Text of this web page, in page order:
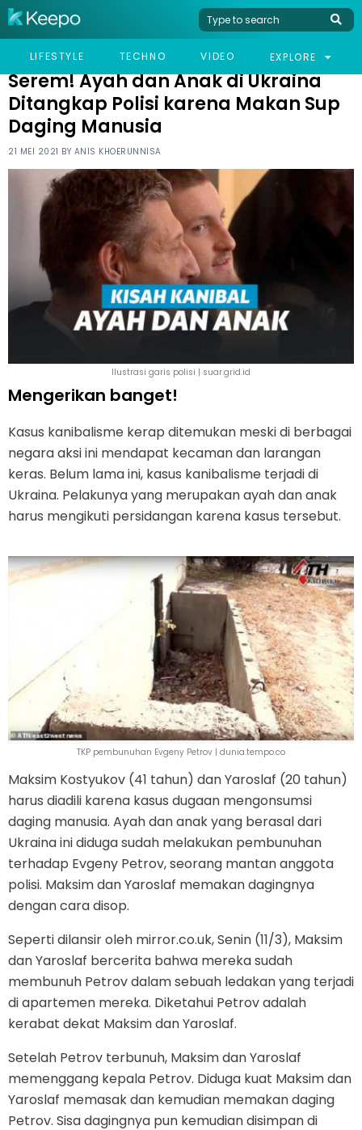
LIFESTYLE TECHNO VIDEO EXPLORE
HOME VIRAL
SEREM! AYAH DAN ANAK DI UKRAINA DITANGKAP POLISI KARENA
Serem! Ayah dan Anak di Ukraina
Ditangkap Polisi karena Makan Sup
Daging Manusia
21 MEI 2021 BY ANIS KHOERUNNISA
Ilustrasi garis polisi | suar.grid.id
Mengerikan banget!
Kasus kanibalisme kerap ditemukan meski di berbagai
negara aksi ini mendapat kecaman dan larangan
keras. Belum lama ini, kasus kanibalisme terjadi di
Ukraina. Pelakunya yang merupakan ayah dan anak
harus mengikuti persidangan karena kasus tersebut.
TKP pembunuhan Evgeny Petrov | dunia.tempo.co
Maksim Kostyukov (41 tahun) dan Yaroslaf (20 tahun)
harus diadili karena kasus dugaan mengonsumsi
daging manusia. Ayah dan anak yang berasal dari
Ukraina ini diduga sudah melakukan pembunuhan
terhadap Evgeny Petrov, seorang mantan anggota
polisi. Maksim dan Yaroslaf memakan dagingnya
dengan cara disop.
Seperti dilansir oleh mirror.co.uk, Senin (11/3), Maksim
dan Yaroslaf bercerita bahwa mereka sudah
membunuh Petrov dalam sebuah ledakan yang terjadi
di apartemen mereka. Diketahui Petrov adalah
kerabat dekat Maksim dan Yaroslaf.
Setelah Petrov terbunuh, Maksim dan Yaroslaf
memenggang kepala Petrov. Diduga kuat Maksim dan
Yaroslaf memasak dan kemudian memakan daging
Petrov. Sisa dagingnya pun kemudian disimpan di